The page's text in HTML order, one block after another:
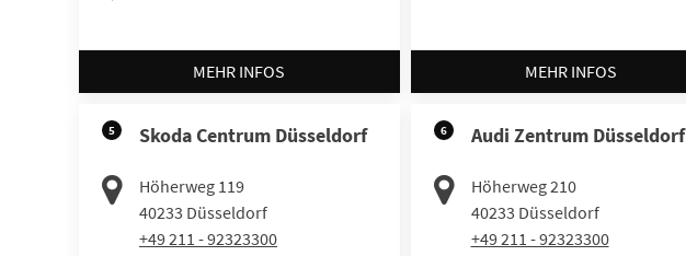
MEHR INFOS MEHR INFOS
5 Skoda Centrum Düsseldorf
Höherweg 119
40233 Düsseldorf
+49 211 - 92323300
6 Audi Zentrum Düsseldorf
Höherweg 210
40233 Düsseldorf
+49 211 - 92323300